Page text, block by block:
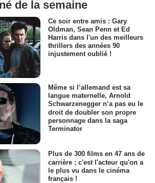
de la semaine
Ce soir entre amis : Gary
Oldman, Sean Penn et Ed
Harris dans l'un des meilleurs
thrillers des années 90
injustement oublié !
Même si l’allemand est sa
langue maternelle, Arnold
Schwarzenegger n’a pas eu le
droit de doubler son propre
personnage dans la saga
Terminator
Plus de 300 films en 47 ans de
carrière : c'est l'acteur qu'on a
le plus vu dans le cinéma
français !